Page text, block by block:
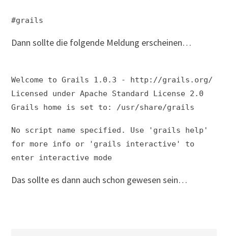
#grails
Dann sollte die folgende Meldung erscheinen…
Welcome to Grails 1.0.3 - http://grails.org/
Licensed under Apache Standard License 2.0
Grails home is set to: /usr/share/grails
No script name specified. Use 'grails help'
for more info or 'grails interactive' to
enter interactive mode
Das sollte es dann auch schon gewesen sein…